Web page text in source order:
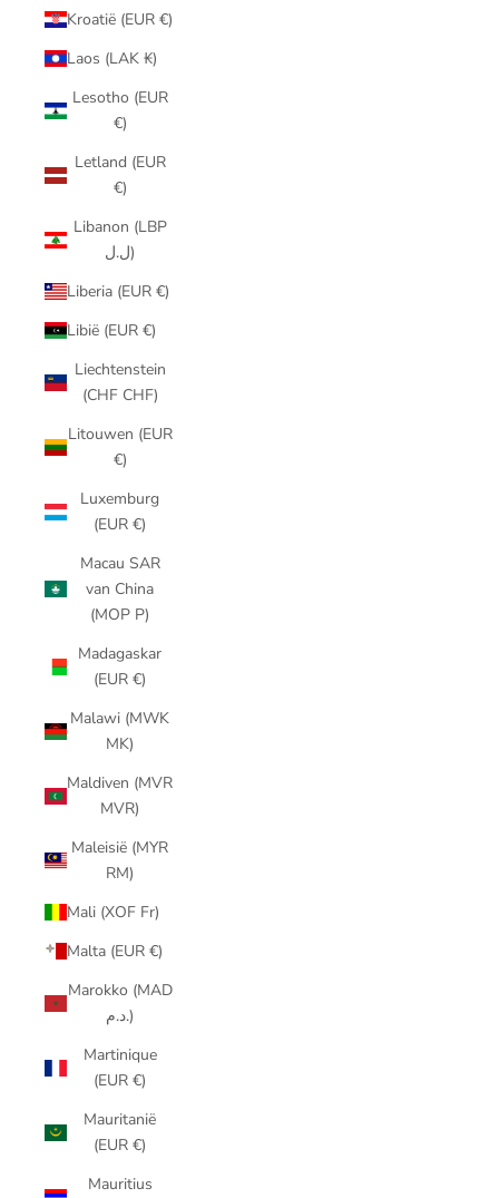
Kroatië (EUR €)
Laos (LAK ₭)
Lesotho (EUR
€)
Letland (EUR
€)
Libanon (LBP
ل.ل)
Liberia (EUR €)
Libië (EUR €)
Liechtenstein
(CHF CHF)
Litouwen (EUR
€)
Luxemburg
(EUR €)
Macau SAR
van China
(MOP P)
Madagaskar
(EUR €)
Malawi (MWK
MK)
Maldiven (MVR
MVR)
Maleisië (MYR
RM)
Mali (XOF Fr)
Malta (EUR €)
Marokko (MAD
د.م.)
Martinique
(EUR €)
Mauritanië
(EUR €)
Mauritius